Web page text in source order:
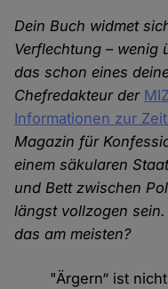
Dein Buch widmet
Verflechtung – wenig
das schon eines
Chefredakteur der
Informationen zur Zeit
Magazin für
einem säkularen
und Bett zwischen
längst vollzogen
das am meisten?
"Ärgern“ ist